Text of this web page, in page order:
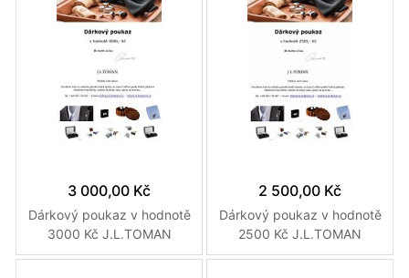
3 000,00 Kč
Dárkový poukaz v hodnotě
3000 Kč J.L.TOMAN
2 500,00 Kč
Dárkový poukaz v hodnotě
2500 Kč J.L.TOMAN